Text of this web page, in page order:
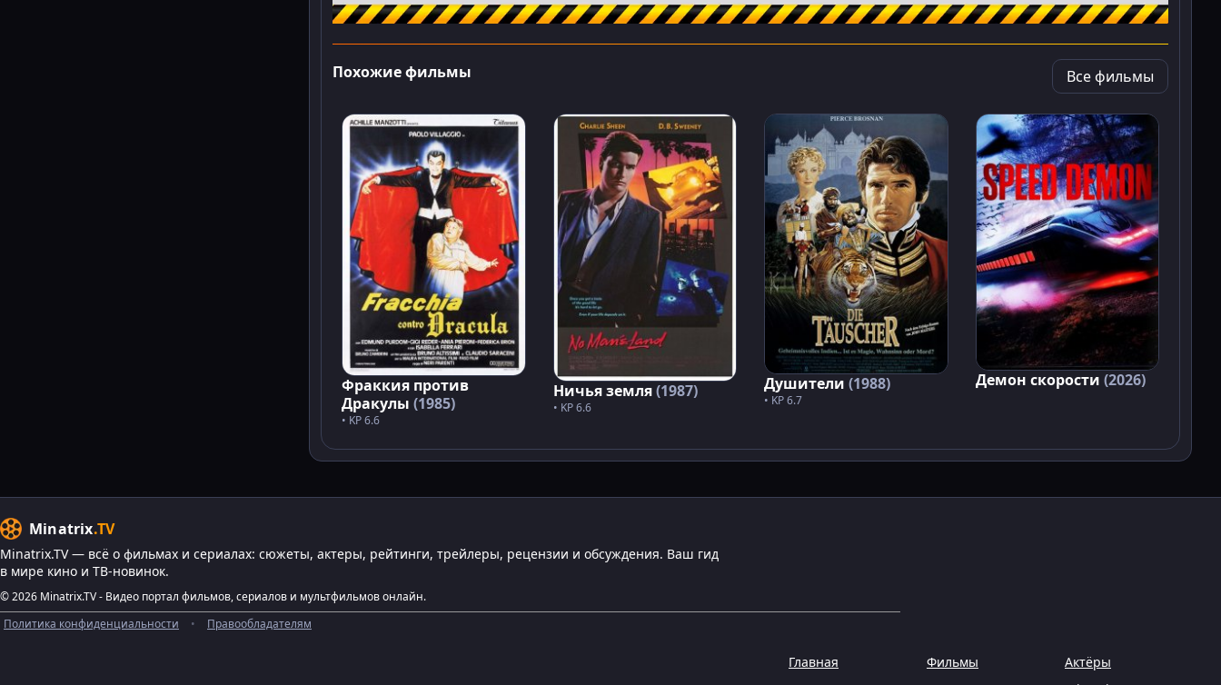
Похожие фильмы Все фильмы
Фраккия против
Дракулы (1985)
• KP 6.6
Ничья земля(1987)
• KP 6.6
Душители (1988)
• KP 6.7
Демон скорости (2026)
Minatrix.TV
Minatrix.TV — всё о фильмах и сериалах: сюжеты, актеры, рейтинги, трейлеры, рецензии и обсуждения. Ваш гид
в мире кино и ТВ-новинок.
© 2026 Minatrix.TV - Видео портал фильмов, сериалов и мультфильмов онлайн.
Политика конфиденциальности
• Правообладателям
Главная Фильмы
Актёры